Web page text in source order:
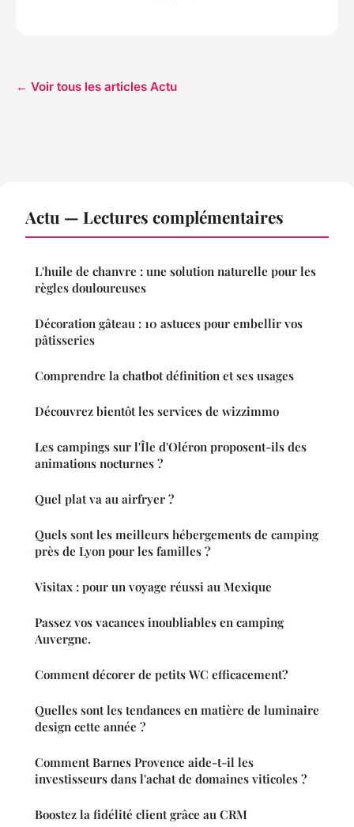
← Voir tous les articles Actu
Actu — Lectures complémentaires
L'huile de chanvre : une solution naturelle pour les
règles douloureuses
Décoration gâteau : 10 astuces pour embellir vos
pâtisseries
Comprendre la chatbot définition et ses usages
Découvrez bientôt les services de wizzimmo
Les campings sur l'Île d'Oléron proposent-ils des
animations nocturnes ?
Quel plat va au airfryer ?
Quels sont les meilleurs hébergements de camping
près de Lyon pour les familles ?
Visitax : pour un voyage réussi au Mexique
Passez vos vacances inoubliables en camping
Auvergne.
Comment décorer de petits WC efficacement?
Quelles sont les tendances en matière de luminaire
design cette année ?
Comment Barnes Provence aide-t-il les
investisseurs dans l'achat de domaines viticoles ?
Boostez la fidélité client grâce au CRM